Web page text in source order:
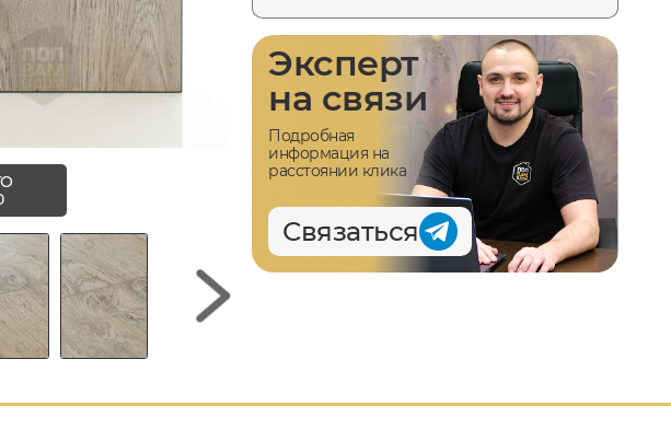
Эксперт
на связи
Подробная
информация на
расстоянии клика
Связаться